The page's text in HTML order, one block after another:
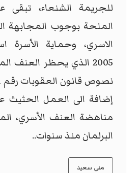
للجريمة الشنعاء، تبقى
الملحة بوجوب المجابهة
الاسري، وحماية الأسرة
2005 الذي يحظر العنف
إضافة الى العمل الحثيث
مناهضة العنف الأسري،
البرلمان منذ سنوات..
منى سعيد